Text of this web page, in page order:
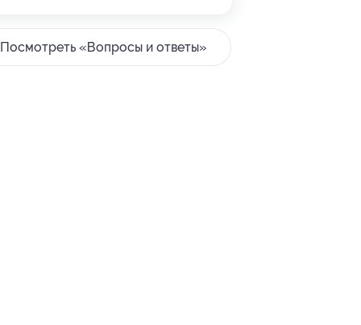
Посмотреть «Вопросы и ответы»